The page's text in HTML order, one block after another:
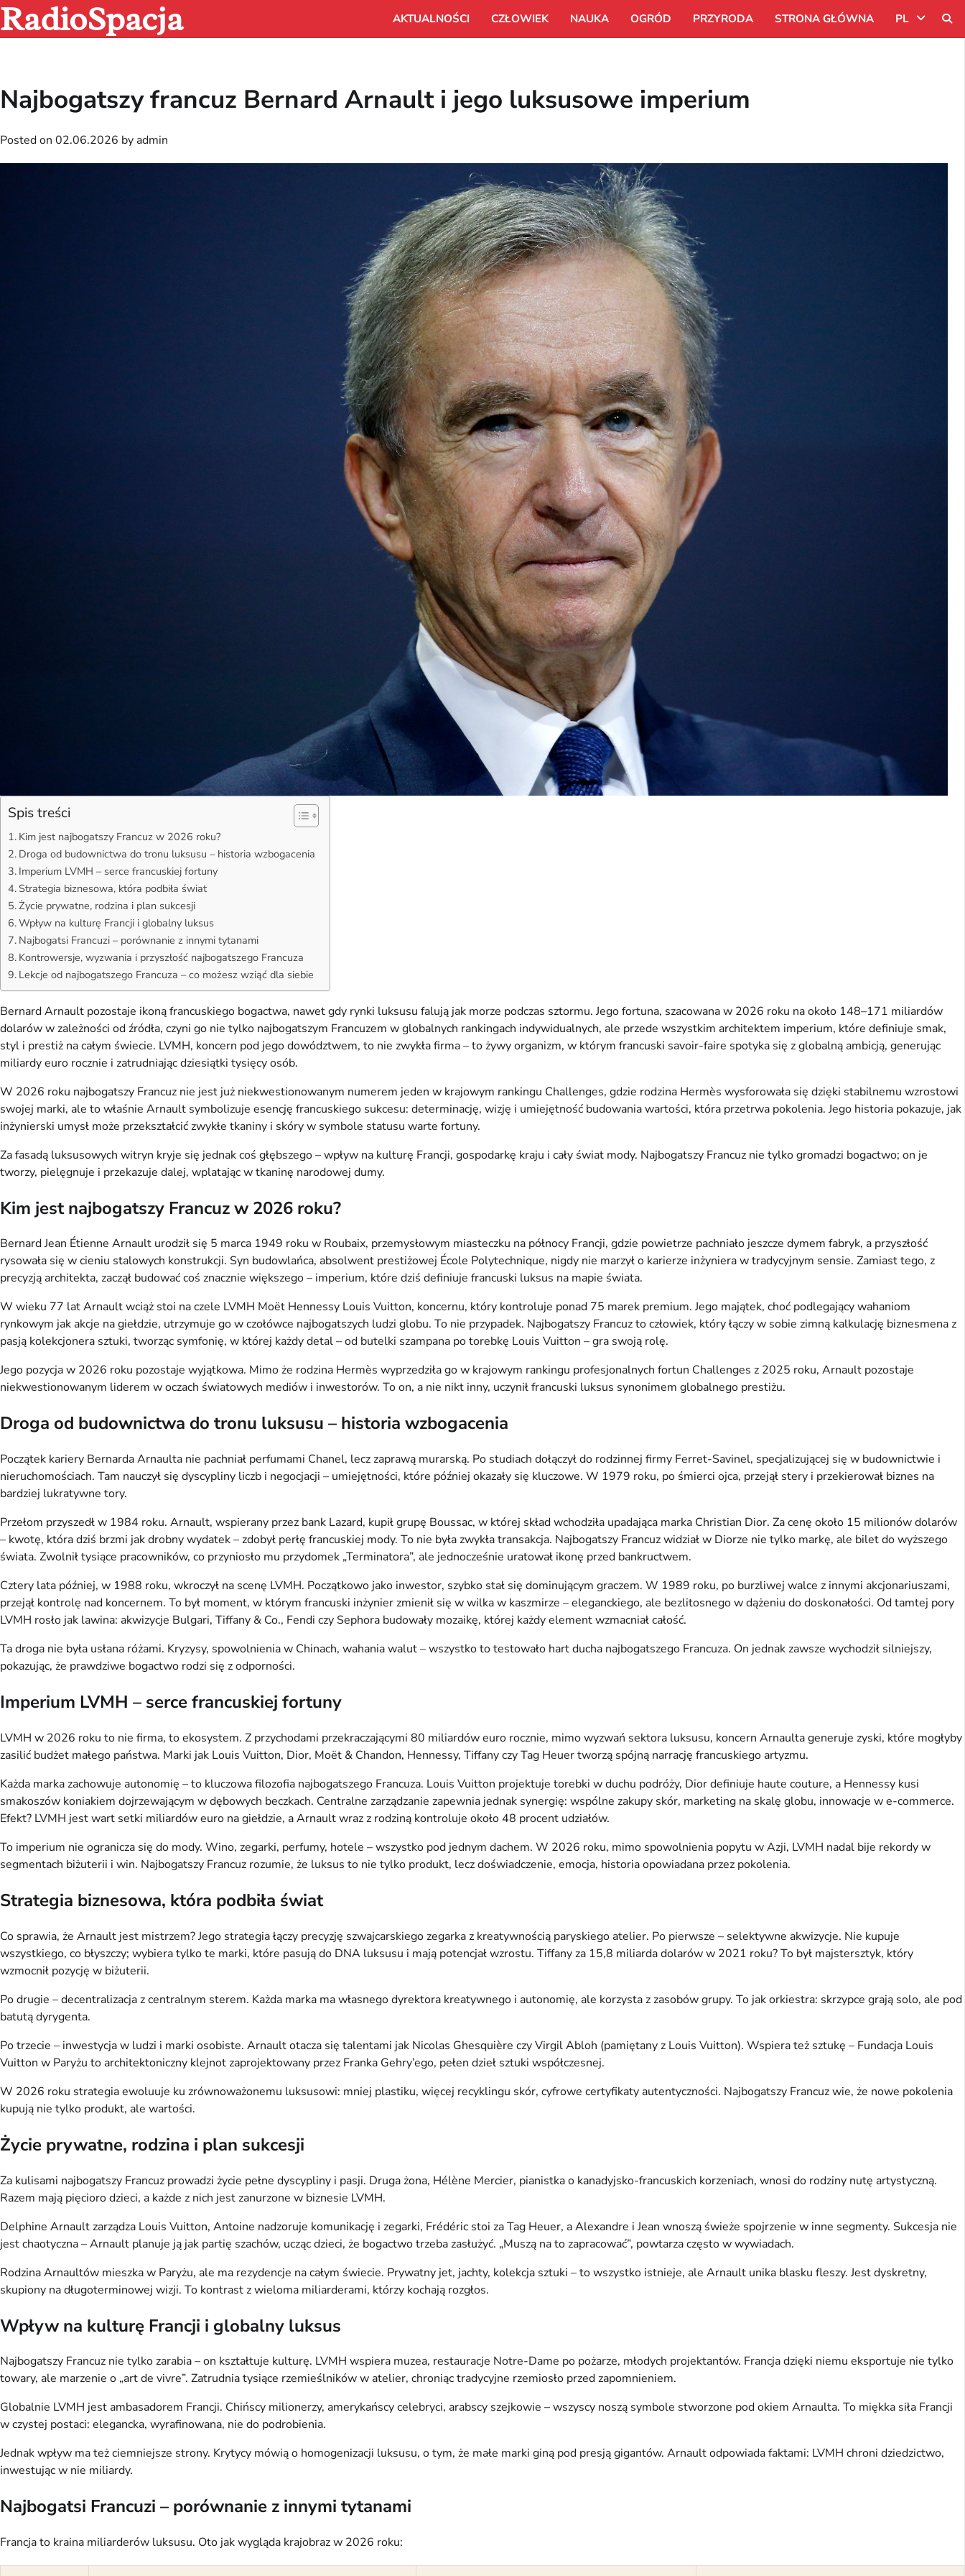
Skip
to
content
RadioSpacja AKTUALNOŚCI CZŁOWIEK NAUKA OGRÓD PRZYRODA STRONA GŁÓWNA PL
Najbogatszy francuz Bernard Arnault i jego luksusowe imperium
Posted on 02.06.2026 by admin
Spis treści
Kim jest najbogatszy Francuz w 2026 roku?
Droga od budownictwa do tronu luksusu – historia wzbogacenia
Imperium LVMH – serce francuskiej fortuny
Strategia biznesowa, która podbiła świat
Życie prywatne, rodzina i plan sukcesji
Wpływ na kulturę Francji i globalny luksus
Najbogatsi Francuzi – porównanie z innymi tytanami
Kontrowersje, wyzwania i przyszłość najbogatszego Francuza
Lekcje od najbogatszego Francuza – co możesz wziąć dla siebie
Bernard Arnault pozostaje ikoną francuskiego bogactwa, nawet gdy rynki luksusu falują jak morze podczas sztormu. Jego fortuna, szacowana w 2026 roku na około 148–171 miliardów
dolarów w zależności od źródła, czyni go nie tylko najbogatszym Francuzem w globalnych rankingach indywidualnych, ale przede wszystkim architektem imperium, które definiuje smak,
styl i prestiż na całym świecie. LVMH, koncern pod jego dowództwem, to nie zwykła firma – to żywy organizm, w którym francuski savoir-faire spotyka się z globalną ambicją, generując
miliardy euro rocznie i zatrudniając dziesiątki tysięcy osób.
W 2026 roku najbogatszy Francuz nie jest już niekwestionowanym numerem jeden w krajowym rankingu Challenges, gdzie rodzina Hermès wysforowała się dzięki stabilnemu wzrostowi
swojej marki, ale to właśnie Arnault symbolizuje esencję francuskiego sukcesu: determinację, wizję i umiejętność budowania wartości, która przetrwa pokolenia. Jego historia pokazuje, jak
inżynierski umysł może przekształcić zwykłe tkaniny i skóry w symbole statusu warte fortuny.
Za fasadą luksusowych witryn kryje się jednak coś głębszego – wpływ na kulturę Francji, gospodarkę kraju i cały świat mody. Najbogatszy Francuz nie tylko gromadzi bogactwo; on je
tworzy, pielęgnuje i przekazuje dalej, wplatając w tkaninę narodowej dumy.
Kim jest najbogatszy Francuz w 2026 roku?
Bernard Jean Étienne Arnault urodził się 5 marca 1949 roku w Roubaix, przemysłowym miasteczku na północy Francji, gdzie powietrze pachniało jeszcze dymem fabryk, a przyszłość
rysowała się w cieniu stalowych konstrukcji. Syn budowlańca, absolwent prestiżowej École Polytechnique, nigdy nie marzył o karierze inżyniera w tradycyjnym sensie. Zamiast tego, z
precyzją architekta, zaczął budować coś znacznie większego – imperium, które dziś definiuje francuski luksus na mapie świata.
W wieku 77 lat Arnault wciąż stoi na czele LVMH Moët Hennessy Louis Vuitton, koncernu, który kontroluje ponad 75 marek premium. Jego majątek, choć podlegający wahaniom
rynkowym jak akcje na giełdzie, utrzymuje go w czołówce najbogatszych ludzi globu. To nie przypadek. Najbogatszy Francuz to człowiek, który łączy w sobie zimną kalkulację biznesmena z
pasją kolekcjonera sztuki, tworząc symfonię, w której każdy detal – od butelki szampana po torebkę Louis Vuitton – gra swoją rolę.
Jego pozycja w 2026 roku pozostaje wyjątkowa. Mimo że rodzina Hermès wyprzedziła go w krajowym rankingu profesjonalnych fortun Challenges z 2025 roku, Arnault pozostaje
niekwestionowanym liderem w oczach światowych mediów i inwestorów. To on, a nie nikt inny, uczynił francuski luksus synonimem globalnego prestiżu.
Droga od budownictwa do tronu luksusu – historia wzbogacenia
Początek kariery Bernarda Arnaulta nie pachniał perfumami Chanel, lecz zaprawą murarską. Po studiach dołączył do rodzinnej firmy Ferret-Savinel, specjalizującej się w budownictwie i
nieruchomościach. Tam nauczył się dyscypliny liczb i negocjacji – umiejętności, które później okazały się kluczowe. W 1979 roku, po śmierci ojca, przejął stery i przekierował biznes na
bardziej lukratywne tory.
Przełom przyszedł w 1984 roku. Arnault, wspierany przez bank Lazard, kupił grupę Boussac, w której skład wchodziła upadająca marka Christian Dior. Za cenę około 15 milionów dolarów
– kwotę, która dziś brzmi jak drobny wydatek – zdobył perłę francuskiej mody. To nie była zwykła transakcja. Najbogatszy Francuz widział w Diorze nie tylko markę, ale bilet do wyższego
świata. Zwolnił tysiące pracowników, co przyniosło mu przydomek „Terminatora”, ale jednocześnie uratował ikonę przed bankructwem.
Cztery lata później, w 1988 roku, wkroczył na scenę LVMH. Początkowo jako inwestor, szybko stał się dominującym graczem. W 1989 roku, po burzliwej walce z innymi akcjonariuszami,
przejął kontrolę nad koncernem. To był moment, w którym francuski inżynier zmienił się w wilka w kaszmirze – eleganckiego, ale bezlitosnego w dążeniu do doskonałości. Od tamtej pory
LVMH rosło jak lawina: akwizycje Bulgari, Tiffany & Co., Fendi czy Sephora budowały mozaikę, której każdy element wzmacniał całość.
Ta droga nie była usłana różami. Kryzysy, spowolnienia w Chinach, wahania walut – wszystko to testowało hart ducha najbogatszego Francuza. On jednak zawsze wychodził silniejszy,
pokazując, że prawdziwe bogactwo rodzi się z odporności.
Imperium LVMH – serce francuskiej fortuny
LVMH w 2026 roku to nie firma, to ekosystem. Z przychodami przekraczającymi 80 miliardów euro rocznie, mimo wyzwań sektora luksusu, koncern Arnaulta generuje zyski, które mogłyby
zasilić budżet małego państwa. Marki jak Louis Vuitton, Dior, Moët & Chandon, Hennessy, Tiffany czy Tag Heuer tworzą spójną narrację francuskiego artyzmu.
Każda marka zachowuje autonomię – to kluczowa filozofia najbogatszego Francuza. Louis Vuitton projektuje torebki w duchu podróży, Dior definiuje haute couture, a Hennessy kusi
smakoszów koniakiem dojrzewającym w dębowych beczkach. Centralne zarządzanie zapewnia jednak synergię: wspólne zakupy skór, marketing na skalę globu, innowacje w e-commerce.
Efekt? LVMH jest wart setki miliardów euro na giełdzie, a Arnault wraz z rodziną kontroluje około 48 procent udziałów.
To imperium nie ogranicza się do mody. Wino, zegarki, perfumy, hotele – wszystko pod jednym dachem. W 2026 roku, mimo spowolnienia popytu w Azji, LVMH nadal bije rekordy w
segmentach biżuterii i win. Najbogatszy Francuz rozumie, że luksus to nie tylko produkt, lecz doświadczenie, emocja, historia opowiadana przez pokolenia.
Strategia biznesowa, która podbiła świat
Co sprawia, że Arnault jest mistrzem? Jego strategia łączy precyzję szwajcarskiego zegarka z kreatywnością paryskiego atelier. Po pierwsze – selektywne akwizycje. Nie kupuje
wszystkiego, co błyszczy; wybiera tylko te marki, które pasują do DNA luksusu i mają potencjał wzrostu. Tiffany za 15,8 miliarda dolarów w 2021 roku? To był majstersztyk, który
wzmocnił pozycję w biżuterii.
Po drugie – decentralizacja z centralnym sterem. Każda marka ma własnego dyrektora kreatywnego i autonomię, ale korzysta z zasobów grupy. To jak orkiestra: skrzypce grają solo, ale pod
batutą dyrygenta.
Po trzecie – inwestycja w ludzi i marki osobiste. Arnault otacza się talentami jak Nicolas Ghesquière czy Virgil Abloh (pamiętany z Louis Vuitton). Wspiera też sztukę – Fundacja Louis
Vuitton w Paryżu to architektoniczny klejnot zaprojektowany przez Franka Gehry’ego, pełen dzieł sztuki współczesnej.
W 2026 roku strategia ewoluuje ku zrównoważonemu luksusowi: mniej plastiku, więcej recyklingu skór, cyfrowe certyfikaty autentyczności. Najbogatszy Francuz wie, że nowe pokolenia
kupują nie tylko produkt, ale wartości.
Życie prywatne, rodzina i plan sukcesji
Za kulisami najbogatszy Francuz prowadzi życie pełne dyscypliny i pasji. Druga żona, Hélène Mercier, pianistka o kanadyjsko-francuskich korzeniach, wnosi do rodziny nutę artystyczną.
Razem mają pięcioro dzieci, a każde z nich jest zanurzone w biznesie LVMH.
Delphine Arnault zarządza Louis Vuitton, Antoine nadzoruje komunikację i zegarki, Frédéric stoi za Tag Heuer, a Alexandre i Jean wnoszą świeże spojrzenie w inne segmenty. Sukcesja nie
jest chaotyczna – Arnault planuje ją jak partię szachów, ucząc dzieci, że bogactwo trzeba zasłużyć. „Muszą na to zapracować”, powtarza często w wywiadach.
Rodzina Arnaultów mieszka w Paryżu, ale ma rezydencje na całym świecie. Prywatny jet, jachty, kolekcja sztuki – to wszystko istnieje, ale Arnault unika blasku fleszy. Jest dyskretny,
skupiony na długoterminowej wizji. To kontrast z wieloma miliarderami, którzy kochają rozgłos.
Wpływ na kulturę Francji i globalny luksus
Najbogatszy Francuz nie tylko zarabia – on kształtuje kulturę. LVMH wspiera muzea, restauracje Notre-Dame po pożarze, młodych projektantów. Francja dzięki niemu eksportuje nie tylko
towary, ale marzenie o „art de vivre”. Zatrudnia tysiące rzemieślników w atelier, chroniąc tradycyjne rzemiosło przed zapomnieniem.
Globalnie LVMH jest ambasadorem Francji. Chińscy milionerzy, amerykańscy celebryci, arabscy szejkowie – wszyscy noszą symbole stworzone pod okiem Arnaulta. To miękka siła Francji
w czystej postaci: elegancka, wyrafinowana, nie do podrobienia.
Jednak wpływ ma też ciemniejsze strony. Krytycy mówią o homogenizacji luksusu, o tym, że małe marki giną pod presją gigantów. Arnault odpowiada faktami: LVMH chroni dziedzictwo,
inwestując w nie miliardy.
Najbogatsi Francuzi – porównanie z innymi tytanami
Francja to kraina miliarderów luksusu. Oto jak wygląda krajobraz w 2026 roku: